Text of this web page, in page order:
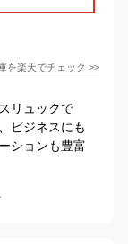
を楽天でチェック >>
リュックで
ビジネスにも
ションも豊富